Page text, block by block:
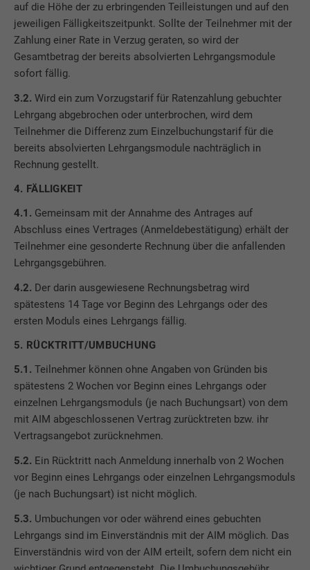
auf die Höhe der zu erbringenden Teilleistungen und auf den
jeweiligen Fälligkeitszeitpunkt. Sollte der Teilnehmer mit der
Zahlung einer Rate in Verzug geraten, so wird der
Gesamtbetrag der bereits absolvierten Lehrgangsmodule
sofort fällig.
3.2. Wird ein zum Vorzugstarif für Ratenzahlung gebuchter
Lehrgang abgebrochen oder unterbrochen, wird dem
Teilnehmer die Differenz zum Einzelbuchungstarif für die
bereits absolvierten Lehrgangsmodule nachträglich in
Rechnung gestellt.
4. FÄLLIGKEIT
4.1. Gemeinsam mit der Annahme des Antrages auf
Abschluss eines Vertrages (Anmeldebestätigung) erhält der
Teilnehmer eine gesonderte Rechnung über die anfallenden
Lehrgangsgebühren.
4.2. Der darin ausgewiesene Rechnungsbetrag wird
spätestens 14 Tage vor Beginn des Lehrgangs oder des
ersten Moduls eines Lehrgangs fällig.
5. RÜCKTRITT/UMBUCHUNG
5.1. Teilnehmer können ohne Angaben von Gründen bis
spätestens 2 Wochen vor Beginn eines Lehrgangs oder
einzelnen Lehrgangsmoduls (je nach Buchungsart) von dem
mit AIM abgeschlossenen Vertrag zurücktreten bzw. ihr
Vertragsangebot zurücknehmen.
5.2. Ein Rücktritt nach Anmeldung innerhalb von 2 Wochen
vor Beginn eines Lehrgangs oder einzelnen Lehrgangsmoduls
(je nach Buchungsart) ist nicht möglich.
5.3. Umbuchungen vor oder während eines gebuchten
Lehrgangs sind im Einverständnis mit der AIM möglich. Das
Einverständnis wird von der AIM erteilt, sofern dem nicht ein